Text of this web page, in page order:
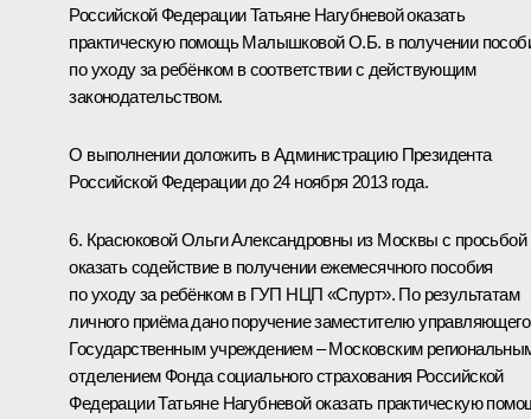
Российской Федерации Татьяне Нагубневой оказать
практическую помощь Малышковой О.Б. в получении
по уходу за ребёнком в соответствии с действующим
законодательством.
О выполнении доложить в Администрацию Президента
Российской Федерации до 24 ноября 2013 года.
6. Красюковой Ольги Александровны из Москвы с просьбой
оказать содействие в получении ежемесячного пособия
по уходу за ребёнком в ГУП НЦП «Спурт». По результатам
личного приёма дано поручение заместителю управляющего
Государственным учреждением – Московским
отделением Фонда социального страхования Российской
Федерации Татьяне Нагубневой оказать практическую